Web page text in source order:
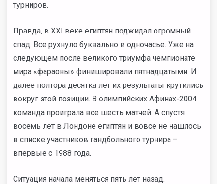
турниров.
Правда, в XXI веке египтян поджидал огромный
спад. Все рухнуло буквально в одночасье. Уже на
следующем после великого триумфа чемпионате
мира «фараоны» финишировали пятнадцатыми. И
далее полтора десятка лет их результаты крутились
вокруг этой позиции. В олимпийских Афинах-2004
команда проиграла все шесть матчей. А спустя
восемь лет в Лондоне египтян и вовсе не нашлось
в списке участников гандбольного турнира –
впервые с 1988 года.
Ситуация начала меняться пять лет назад.